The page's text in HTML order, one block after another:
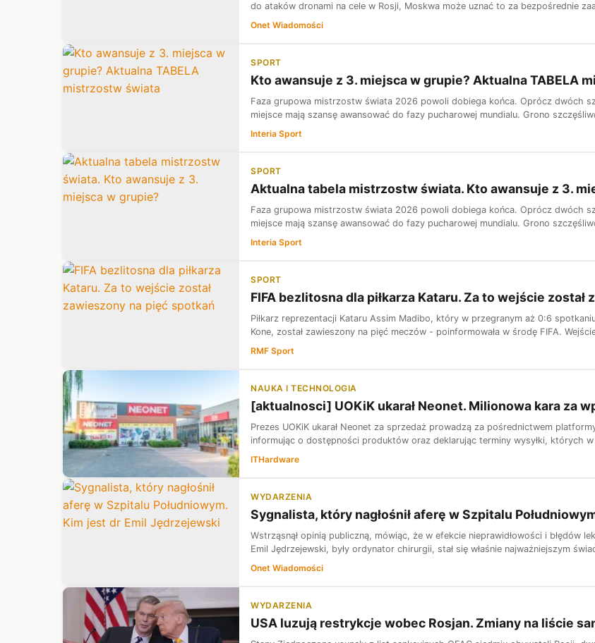
do ataków dronami na cele w Rosji, Moskwa może uznać to za bezpośrednie
Onet Wiadomości
SPORT
Kto awansuje z 3. miejsca w grupie? Aktualna TABELA
Faza grupowa mistrzostw świata 2026 powoli dobiega końca. Oprócz dwóch
miejsce mają szansę awansować do fazy pucharowej mundialu. Grono
Interia Sport
SPORT
Aktualna tabela mistrzostw świata. Kto awansuje z 3.
Faza grupowa mistrzostw świata 2026 powoli dobiega końca. Oprócz dwóch
miejsce mają szansę awansować do fazy pucharowej mundialu. Grono
Interia Sport
SPORT
FIFA bezlitosna dla piłkarza Kataru. Za to wejście
Piłkarz reprezentacji Kataru Assim Madibo, który w przegranym aż 0:6
Kone, został zawieszony na pięć meczów - poinformowała w środę FIFA.
RMF Sport
NAUKA I TECHNOLOGIA
[aktualnosci] UOKiK ukarał Neonet. Milionowa kara za
Prezes UOKiK ukarał Neonet za sprzedaż prowadzą za pośrednictwem
informując o dostępności produktów oraz deklarując terminy wysyłki, których
ITHardware
WYDARZENIA
Sygnalista, który nagłośnił aferę w Szpitalu
Wstrząsnął opinią publiczną, mówiąc, że w efekcie nieprawidłowości i błędów
Emil Jędrzejewski, były ordynator chirurgii, stał się właśnie najważniejszym
Onet Wiadomości
WYDARZENIA
USA luzują restrykcje wobec Rosjan. Zmiany na liście